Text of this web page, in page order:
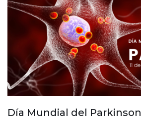
Día Mundial del Parkinson